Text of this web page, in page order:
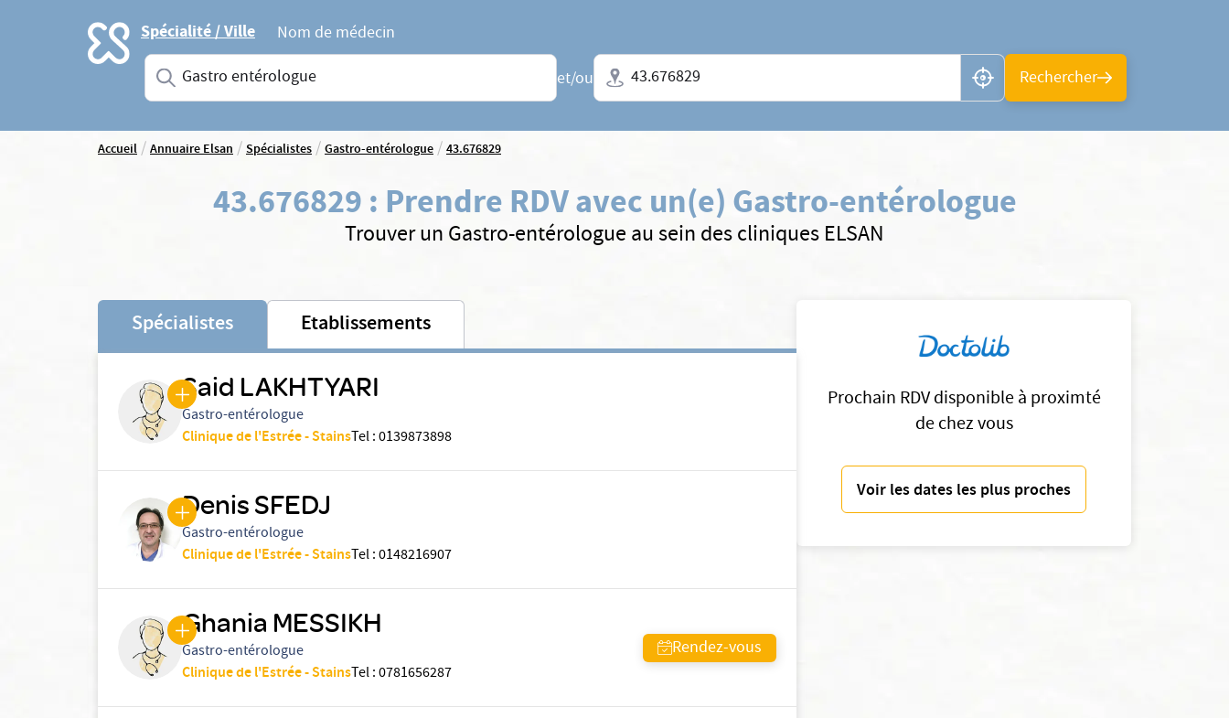
Accueil Spécialité / Ville
Nom de médecin
Saisissez une spécialité ou un service
et/ou
Ville + N° de département, région ou CP
Rechercher
Accueil/Annuaire Elsan/Spécialistes/Gastro-entérologue/43.676829
43.676829 : Prendre RDV avec un(e) Gastro-entérologue
Trouver un Gastro-entérologue au sein des cliniques ELSAN
Prochain RDV disponible à proximté
de chez vous
Voir les dates les plus proches
Spécialistes Etablissements
Said LAKHTYARI
Gastro-entérologue
Clinique de l'Estrée - StainsTel:0139873898
Denis SFEDJ
Gastro-entérologue
Clinique de l'Estrée - StainsTel:0148216907
Ghania MESSIKH
Gastro-entérologue
Clinique de l'Estrée - StainsTel:0781656287
Rendez-vous